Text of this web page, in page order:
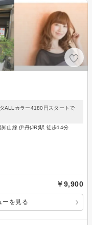
ALLカラー4180円スタートで
山線 伊丹(JR)駅 徒歩14分
￥9,900
ーを見る